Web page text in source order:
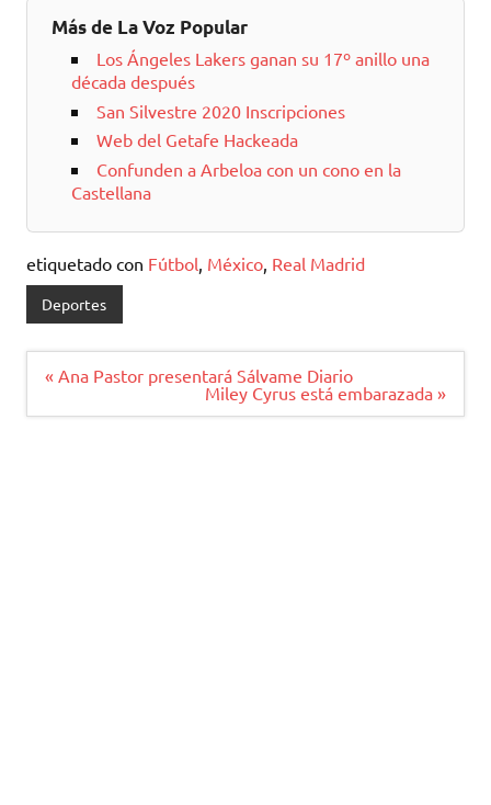
Más de La Voz Popular
Los Ángeles Lakers ganan su 17º anillo una
década después
San Silvestre 2020 Inscripciones
Web del Getafe Hackeada
Confunden a Arbeloa con un cono en la
Castellana
etiquetado con Fútbol México Real Madrid
Deportes
Navegación
« Ana Pastor presentará Sálvame Diario
Miley Cyrus está embarazada »